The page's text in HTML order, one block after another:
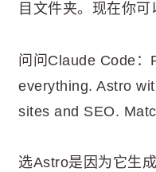
目文件夹。现在你可
问问Claude Code
everything. Astro
sites and SEO.
选Astro是因为它生